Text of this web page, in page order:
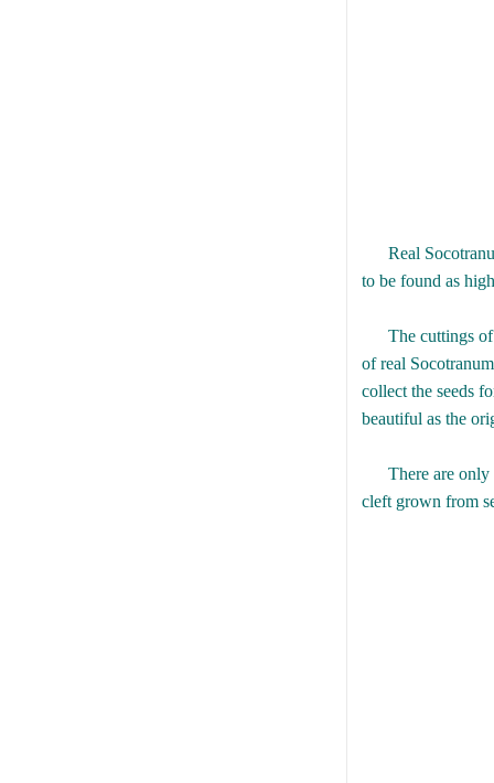
Real
to be found as
The cuttings of
of real
collect the seeds
beautiful as the
There are only
cleft grown from